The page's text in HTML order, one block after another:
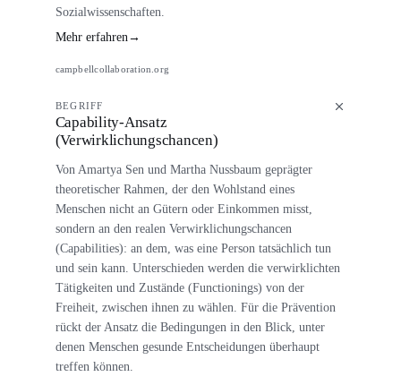
Sozialwissenschaften.
Mehr erfahren→
campbellcollaboration.org
BEGRIFF
Capability-Ansatz
(Verwirklichungschancen)
Von Amartya Sen und Martha Nussbaum geprägter
theoretischer Rahmen, der den Wohlstand eines
Menschen nicht an Gütern oder Einkommen misst,
sondern an den realen Verwirklichungschancen
(Capabilities): an dem, was eine Person tatsächlich tun
und sein kann. Unterschieden werden die verwirklichten
Tätigkeiten und Zustände (Functionings) von der
Freiheit, zwischen ihnen zu wählen. Für die Prävention
rückt der Ansatz die Bedingungen in den Blick, unter
denen Menschen gesunde Entscheidungen überhaupt
treffen können.